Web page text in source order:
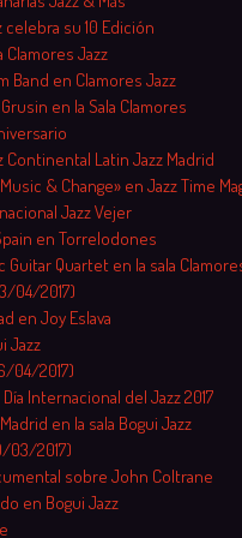
celebra su 10 Edición
Clamores Jazz
Band en Clamores Jazz
en la Sala Clamores
Continental Latin Jazz Madrid
& Change» en Jazz Time
Jazz Vejer
en Torrelodones
Quartet en la sala
04/2017)
en Joy Eslava
Jazz
04/2017)
Internacional del Jazz 2017
en la sala Bogui Jazz
03/2017)
sobre John Coltrane
en Bogui Jazz